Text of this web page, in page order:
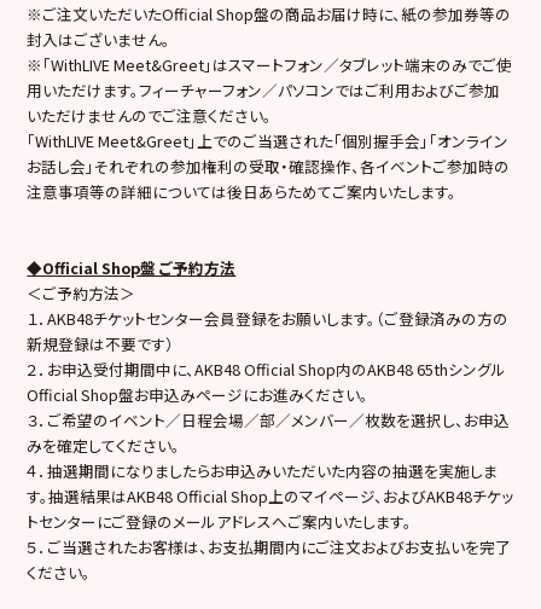
※ご注文いただいたOfficial Shop盤の商品お届け時に、紙の参加券等の
封入はございません。
※「WithLIVE Meet&Greet」はスマートフォン／タブレット端末のみでご使
用いただけます。フィーチャーフォン／パソコンではご利用およびご参加
いただけませんのでご注意ください。
「WithLIVE Meet&Greet」上でのご当選された「個別握手会」「オンライン
お話し会」それぞれの参加権利の受取・確認操作、各イベントご参加時の
注意事項等の詳細については後日あらためてご案内いたします。
◆Official Shop盤 ご予約方法
＜ご予約方法＞
１．AKB48チケットセンター会員登録をお願いします。（ご登録済みの方の
新規登録は不要です）
２．お申込受付期間中に、AKB48 Official Shop内のAKB48 65thシングル
Official Shop盤お申込みページにお進みください。
３．ご希望のイベント／日程会場／部／メンバー／枚数を選択し、お申込
みを確定してください。
４．抽選期間になりましたらお申込みいただいた内容の抽選を実施しま
す。抽選結果はAKB48 Official Shop上のマイページ、およびAKB48チケッ
トセンターにご登録のメールアドレスへご案内いたします。
５．ご当選されたお客様は、お支払期間内にご注文およびお支払いを完了
ください。